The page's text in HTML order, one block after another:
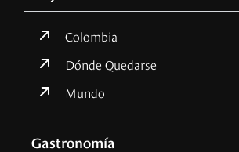
Colombia
Dónde Quedarse
Mundo
Gastronomía